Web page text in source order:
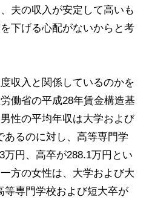
夫の収入が安定して高いも
下げる心配がないからと考
収入と関係しているのかを
働省の平成28年賃金構造基
性の平均年収は大学および
あるのに対し、高等専門学
万円、高卒が288.1万円とい
方の女性は、大学および大
等専門学校および短大卒が